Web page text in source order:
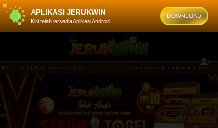
APLIKASI JERUKWIN
Kini telah tersedia Aplikasi Android
DOWNLOAD
×
Hari Selamat Datang Di Jerukwin Situs Mudah Profit Jutaan Setiap Hari